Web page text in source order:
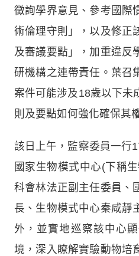
徵詢學界意見、參考國際
術倫理守則」，以及修正
及審議要點」，加重違反
研機構之連帶責任。葉召
案件可能涉及18歲以下未
則及要點如何強化確保其
該日上午，監察委員一行
國家生物模式中心(下稱
科會林法正副主任委員、
長、生物模式中心秦咸靜
外，並實地巡察該中心
境，深入瞭解實驗動物培